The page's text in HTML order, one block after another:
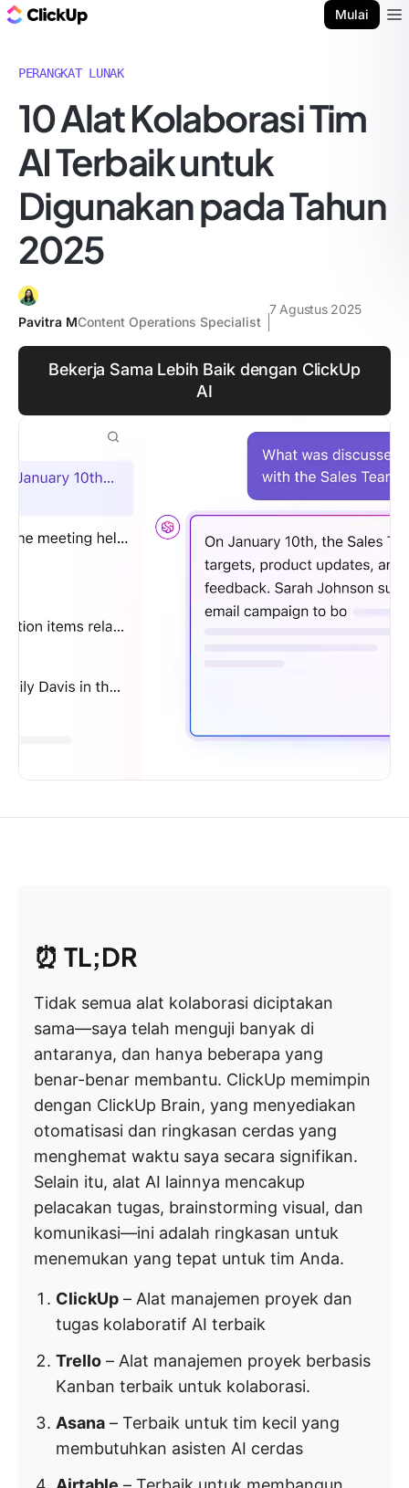
Mulai
PERANGKAT LUNAK
10 Alat Kolaborasi Tim
AI Terbaik untuk
Digunakan pada Tahun
2025
Pavitra MContent Operations Specialist
7 Agustus 2025
Bekerja Sama Lebih Baik dengan ClickUp
AI
⏰ TL;DR
Tidak semua alat kolaborasi diciptakan
sama—saya telah menguji banyak di
antaranya, dan hanya beberapa yang
benar-benar membantu. ClickUp memimpin
dengan ClickUp Brain, yang menyediakan
otomatisasi dan ringkasan cerdas yang
menghemat waktu saya secara signifikan.
Selain itu, alat AI lainnya mencakup
pelacakan tugas, brainstorming visual, dan
komunikasi—ini adalah ringkasan untuk
menemukan yang tepat untuk tim Anda.
ClickUp – Alat manajemen proyek dan
tugas kolaboratif AI terbaik
Trello – Alat manajemen proyek berbasis
Kanban terbaik untuk kolaborasi.
Asana – Terbaik untuk tim kecil yang
membutuhkan asisten AI cerdas